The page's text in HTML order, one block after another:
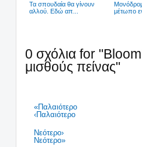
Τα σπουδαία θα γίνουν
αλλού. Εδώ απ...
μέτωπο
0 σχόλια for
μισθούς πείνας"
«Παλαιότερο
‹Παλαιότερο
Νεότερο›
Νεότερο»